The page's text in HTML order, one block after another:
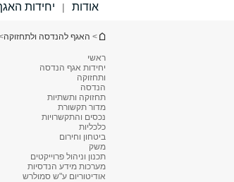
אודות | יחידות
הינך נמצא כאן
> האגף להנדסה ולתחזוקה
ראשי
יחידות אגף הנדסה
ותחזוקה
הנדסה
תחזוקה ותשתיות
מדור תקשורת
נכסים והתקשרויות
כלכליות
ביטחון וחירום
משק
תכנון וניהול פרוייקטים
מערכות מידע הנדסיות
אודיטוריום ע"ש סמולרש